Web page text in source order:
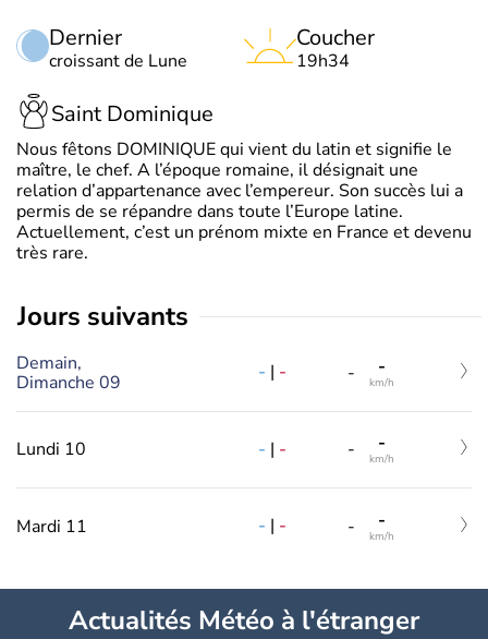
Dernier
croissant de Lune
Coucher
19h34
Saint Dominique
Nous fêtons DOMINIQUE qui vient du latin et signifie le
maître, le chef. A l’époque romaine, il désignait une
relation d’appartenance avec l’empereur. Son succès lui a
permis de se répandre dans toute l’Europe latine.
Actuellement, c’est un prénom mixte en France et devenu
très rare.
jours suivants
Demain,
Dimanche 09
- | - - -
km/h
Lundi 10 - | - - -
km/h
Mardi 11 - | - - -
km/h
Actualités Météo à l'étranger